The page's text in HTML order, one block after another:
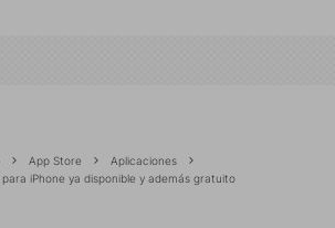
App Store
Aplicaciones
para iPhone ya disponible y además gratuito